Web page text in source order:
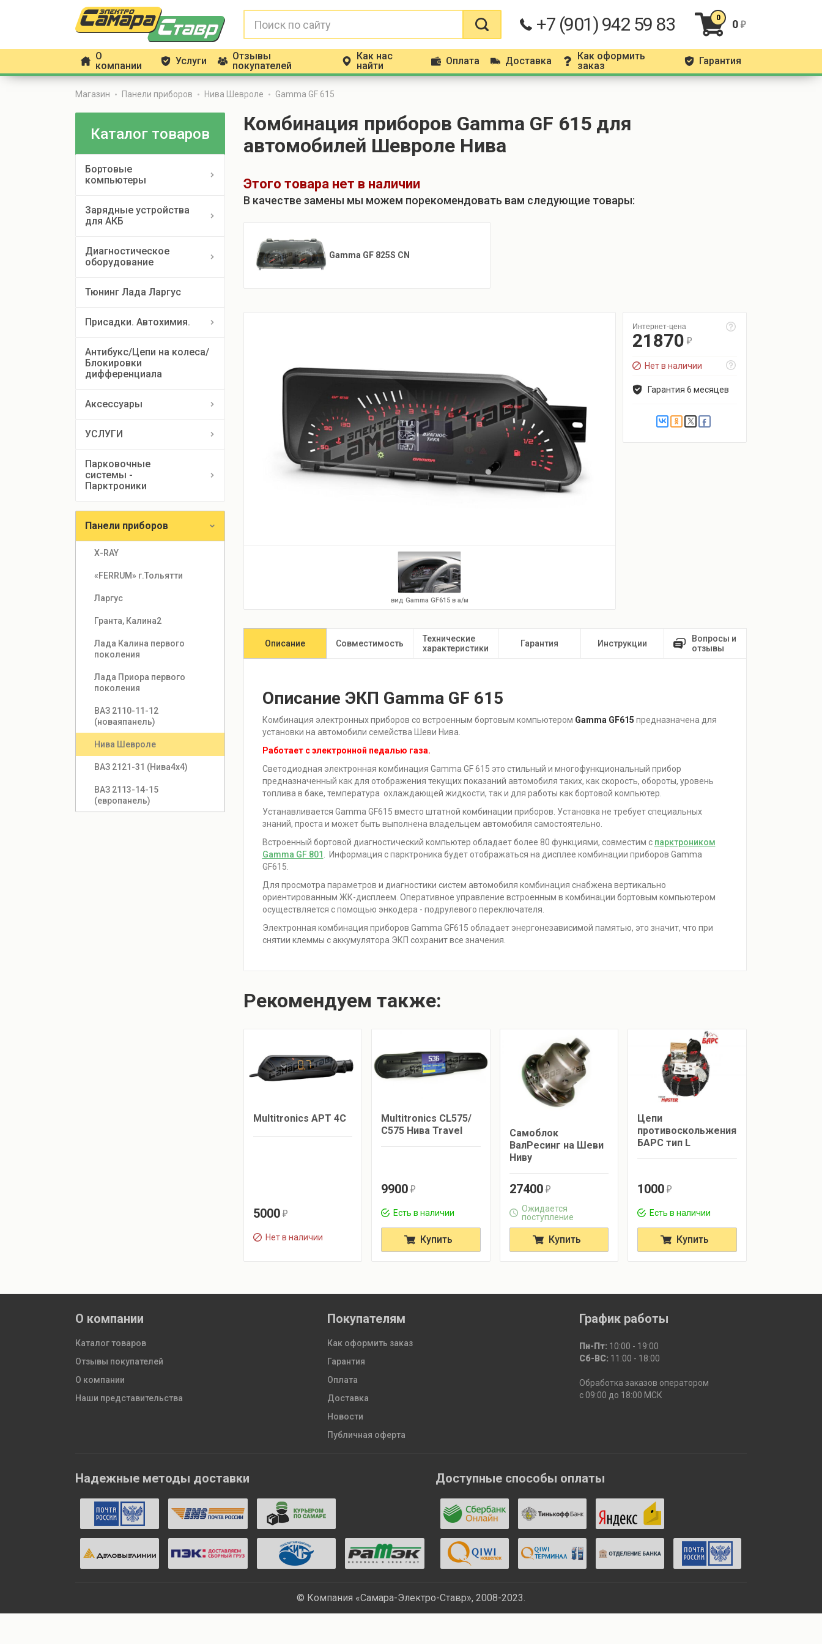
+7 (901) 942 59 83 0 0 r
h О
компании
g Услуги f Отзывы
покупателей
m
Как нас
найти
p Оплата d Доставка q
Как оформить
заказ
g Гарантия
Магазин Панели приборов Нива Шевроле Gamma GF 615
Каталог товаров
Бортовые
компьютеры
Зарядные устройства
для АКБ
Диагностическое
оборудование
Тюнинг Лада Ларгус
Присадки. Автохимия.
Антибукс/Цепи на колеса/
Блокировки
дифференциала
Аксессуары
УСЛУГИ
Парковочные
системы -
Парктроники
Панели приборов
Х-RAY
«FERRUM» г.Тольятти
Ларгус
Гранта, Калина2
Лада Калина первого
поколения
Лада Приора первого
поколения
ВАЗ 2110-11-12
(новаяпанель)
Нива Шевроле
ВАЗ 2121-31 (Нива4х4)
ВАЗ 2113-14-15
(европанель)
Комбинация приборов Gamma GF 615 для
автомобилей Шевроле Нива
Этого товара нет в наличии
В качестве замены мы можем порекомендовать вам следующие товары:
Gamma GF 825S CN
вид Gamma GF615 в а/м
Интернет-цена
21870 r
Нет в наличии
Гарантия 6 месяцев
Описание Совместимость
Технические
характеристики
Гарантия Инструкции
Вопросы и
отзывы
Описание ЭКП Gamma GF 615
Комбинация электронных приборов со встроенным бортовым компьютером Gamma GF615 предназначена для
установки на автомобили семейства Шеви Нива.
Работает с электронной педалью газа.
Светодиодная электронная комбинация Gamma GF 615 это стильный и многофункциональный прибор
предназначенный как для отображения текущих показаний автомобиля таких, как скорость, обороты, уровень
топлива в баке, температура охлаждающей жидкости, так и для работы как бортовой компьютер.
Устанавливается Gamma GF615 вместо штатной комбинации приборов. Установка не требует специальных
знаний, проста и может быть выполнена владельцем автомобиля самостоятельно.
Встроенный бортовой диагностический компьютер обладает более 80 функциями, совместим с парктроником
Gamma GF 801
. Информация с парктроника будет отображаться на дисплее комбинации приборов Gamma
GF615.
Для просмотра параметров и диагностики систем автомобиля комбинация снабжена вертикально
ориентированным ЖК-дисплеем. Оперативное управление встроенным в комбинации бортовым компьютером
осуществляется с помощью энкодера - подрулевого переключателя.
Электронная комбинация приборов Gamma GF615 обладает энергонезависимой памятью, это значит, что при
снятии клеммы с аккумулятора ЭКП сохранит все значения.
Рекомендуем также:
Multitronics APT 4C
5000 r
Нет в наличии
Multitronics CL575/
С575 Нива Travel
9900 r
Есть в наличии
Купить
Самоблок
ВалРесинг на Шеви
Ниву
27400 r
Ожидается
поступление
Купить
Цепи
противоскольжения
БАРС тип L
1000 r
Есть в наличии
Купить
О компании
Каталог товаров
Отзывы покупателей
О компании
Наши представительства
Покупателям
Как оформить заказ
Гарантия
Оплата
Доставка
Новости
Публичная оферта
График работы
Пн-Пт: 10:00 - 19:00
Сб-ВС: 11:00 - 18:00
Обработка заказов оператором
с 09:00 до 18:00 МСК
Надежные методы доставки Доступные способы оплаты
© Компания «Самара-Электро-Ставр», 2008-2023.